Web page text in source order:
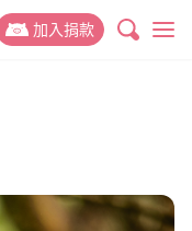
加入捐款